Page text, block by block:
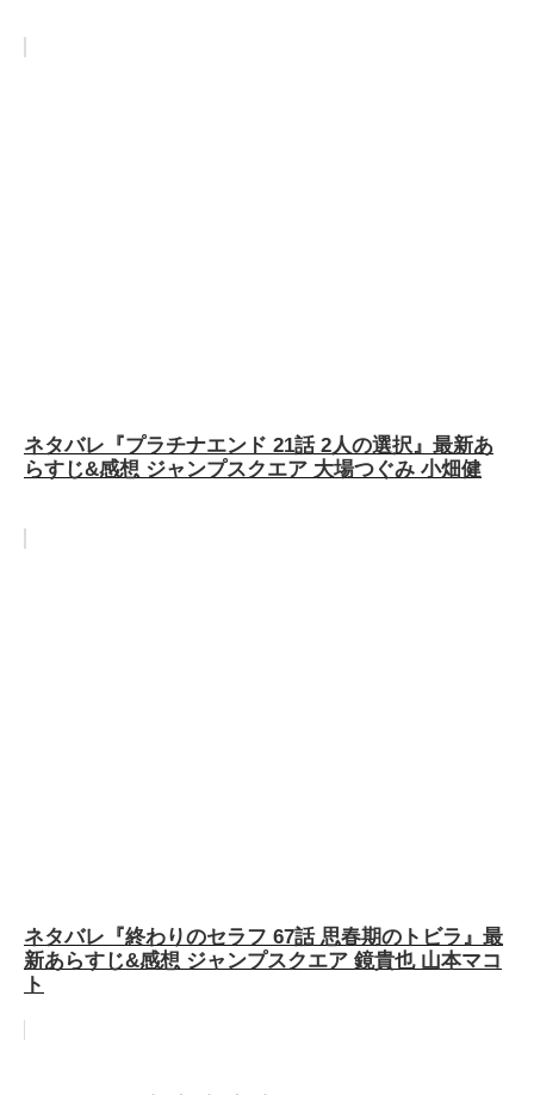
ネタバレ『プラチナエンド 21話 2人の選択』最新あ
らすじ&感想 ジャンプスクエア 大場つぐみ 小畑健
ネタバレ『終わりのセラフ 67話 思春期のトビラ』最
新あらすじ&感想 ジャンプスクエア 鏡貴也 山本マコ
ト